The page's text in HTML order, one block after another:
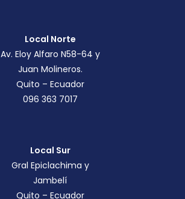
Local Norte
Av. Eloy Alfaro N58-64 y
Juan Molineros.
Quito – Ecuador
096 363 7017
Local Sur
Gral Epiclachima y
Jambelí
Quito – Ecuador